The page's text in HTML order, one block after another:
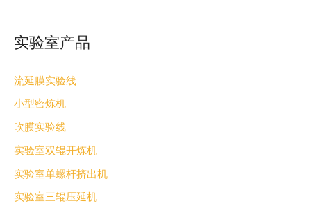
实验室产品
流延膜实验线
小型密炼机
吹膜实验线
实验室双辊开炼机
实验室单螺杆挤出机
实验室三辊压延机